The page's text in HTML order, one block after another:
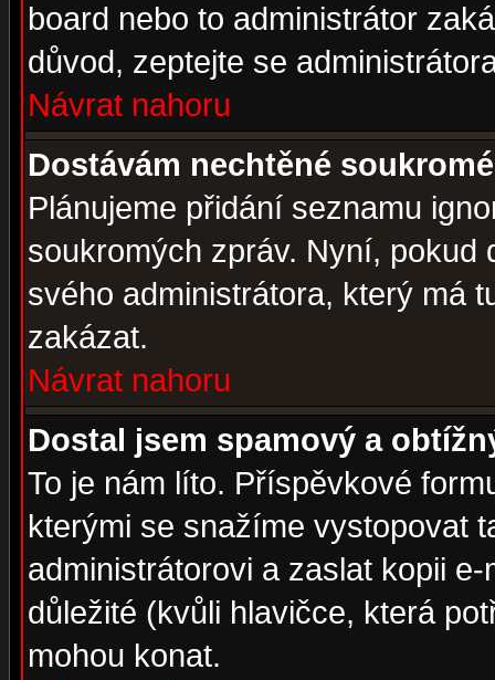
board nebo to administrátor
důvod, zeptejte se
Návrat nahoru
Dostávám nechtěné
Plánujeme přidání seznamu
soukromých zpráv. Nyní, pokud
svého administrátora, který má
zakázat.
Návrat nahoru
Dostal jsem spamový a
To je nám líto. Příspěvkové
kterými se snažíme vystopovat
administrátorovi a zaslat kopii
důležité (kvůli hlavičce, která
mohou konat.